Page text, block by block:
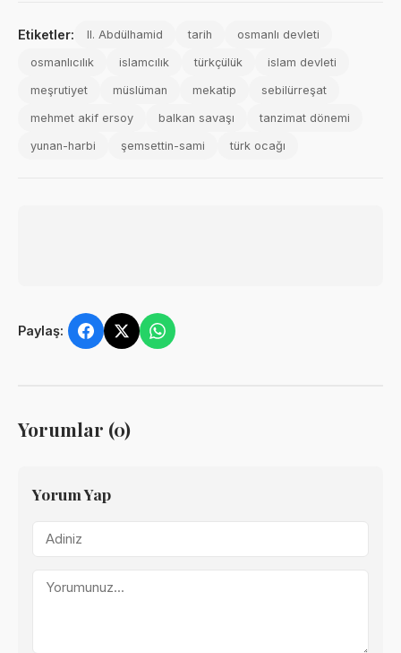
Etiketler: II. Abdülhamid tarih osmanlı devleti
osmanlıcılık islamcılık türkçülük islam devleti
meşrutiyet müslüman mekatip sebilürreşat
mehmet akif ersoy balkan savaşı tanzimat dönemi
yunan-harbi şemsettin-sami türk ocağı
Paylaş:
Yorumlar (0)
Yorum Yap